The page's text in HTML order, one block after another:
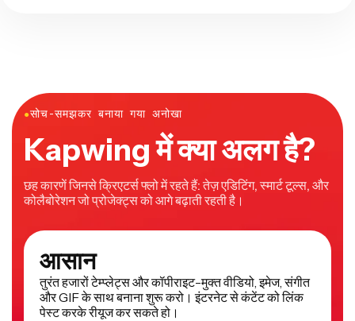
●सोच-समझकर बनाया गया अनोखा
Kapwing में क्या अलग है?
छह कारणें जिनसे क्रिएटर्स फ्लो में रहते हैं: तेज़ एडिटिंग, स्मार्ट टूल्स, और
कोलैबोरेशन जो प्रोजेक्ट्स को आगे बढ़ाती रहती है।
आसान
तुरंत हजारों टेम्प्लेट्स और कॉपीराइट-मुक्त वीडियो, इमेज, संगीत
और GIF के साथ बनाना शुरू करो। इंटरनेट से कंटेंट को लिंक
पेस्ट करके रीयूज कर सकते हो।